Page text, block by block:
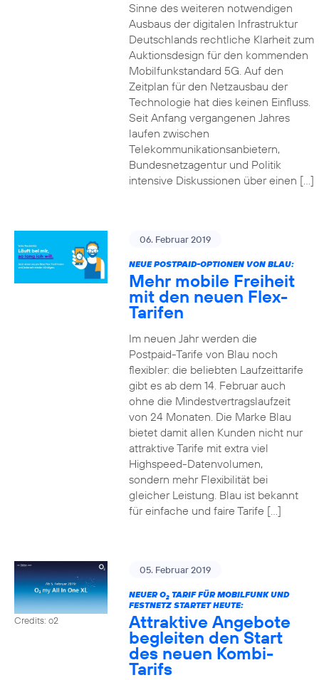
Sinne des weiteren notwendigen
Ausbaus der digitalen Infrastruktur
Deutschlands rechtliche Klarheit zum
Auktionsdesign für den kommenden
Mobilfunkstandard 5G. Auf den
Zeitplan für den Netzausbau der
Technologie hat dies keinen Einfluss.
Seit Anfang vergangenen Jahres
laufen zwischen
Telekommunikationsanbietern,
Bundesnetzagentur und Politik
intensive Diskussionen über einen […]
06. Februar 2019
NEUE POSTPAID-OPTIONEN VON BLAU:
Mehr mobile Freiheit
mit den neuen Flex-
Tarifen
Im neuen Jahr werden die
Postpaid-Tarife von Blau noch
flexibler: die beliebten Laufzeittarife
gibt es ab dem 14. Februar auch
ohne die Mindestvertragslaufzeit
von 24 Monaten. Die Marke Blau
bietet damit allen Kunden nicht nur
attraktive Tarife mit extra viel
Highspeed-Datenvolumen,
sondern mehr Flexibilität bei
gleicher Leistung. Blau ist bekannt
für einfache und faire Tarife […]
Credits: o2
05. Februar 2019
NEUER O2TARIF FÜR MOBILFUNK UND
FESTNETZ STARTET HEUTE:
Attraktive Angebote
begleiten den Start
des neuen Kombi-
Tarifs